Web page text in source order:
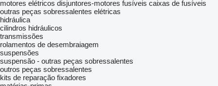
motores elétricos disjuntores-motores fusíveis caixas de fusíveis
outras peças sobressalentes elétricas
hidráulica
cilindros hidráulicos
transmissões
rolamentos de desembraiagem
suspensões
suspensão - outras peças sobressalentes
outros peças sobressalentes
kits de reparação fixadores